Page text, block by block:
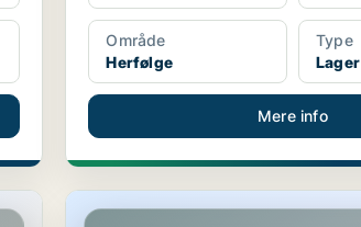
Område
Herfølge
Type
Lager
Mere info
Lager i Herfølge